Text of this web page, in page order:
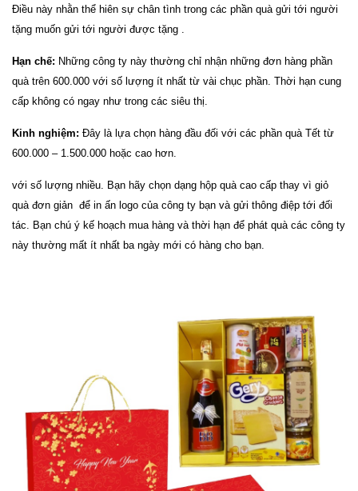
Điều này nhằn thể hiên sự chân tình trong các phần quà gửi tới người
tặng muốn gửi tới người được tặng .
Hạn chế: Những công ty này thường chỉ nhận những đơn hàng phần
quà trên 600.000 với số lượng ít nhất từ vài chục phần. Thời hạn cung
cấp không có ngay như trong các siêu thị.
Kinh nghiệm: Đây là lựa chọn hàng đầu đối với các phần quà Tết từ
600.000 – 1.500.000 hoặc cao hơn.
với số lượng nhiều. Bạn hãy chọn dạng hộp quà cao cấp thay vì giỏ
quà đơn giản để in ấn logo của công ty bạn và gửi thông điệp tới đối
tác. Bạn chú ý kế hoạch mua hàng và thời hạn để phát quà các công ty
này thường mất ít nhất ba ngày mới có hàng cho bạn.